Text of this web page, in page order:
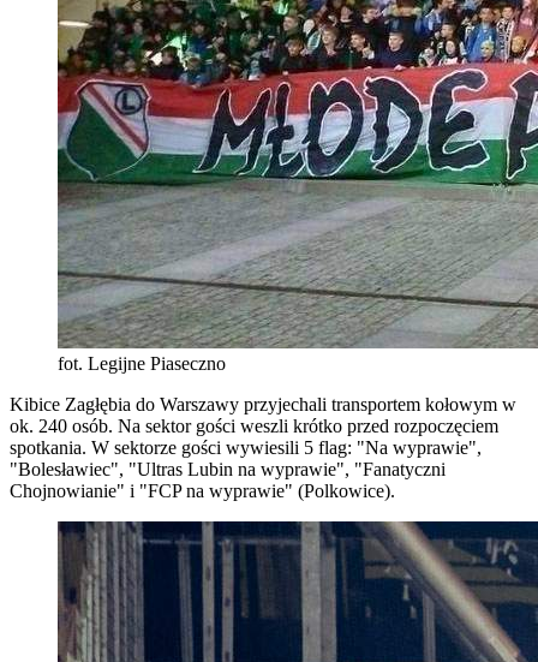
fot. Legijne Piaseczno
Kibice Zagłębia do Warszawy przyjechali transportem kołowym w
ok. 240 osób. Na sektor gości weszli krótko przed rozpoczęciem
spotkania. W sektorze gości wywiesili 5 flag: "Na wyprawie",
"Bolesławiec", "Ultras Lubin na wyprawie", "Fanatyczni
Chojnowianie" i "FCP na wyprawie" (Polkowice).